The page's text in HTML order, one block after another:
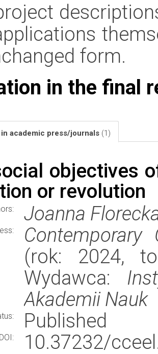
form.
in the final
academic press/journals (1)
objectives
or revolution
Joanna
(rok: 2024,
Wydawca:
Akademii Nauk
Published
DOI: 10.37232/